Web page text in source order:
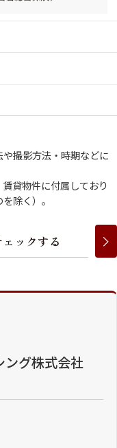
撮影方法・時期などに
貸物件に付属しており
除く）。
ェ ッ クする
ング株式会社